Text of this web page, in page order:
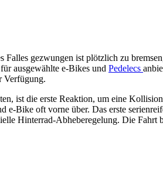
Falles gezwungen ist plötzlich zu
ausgewählte e-Bikes und Pedelecs
Verfügung.
ist die erste Reaktion, um eine
e-Bike oft vorne über. Das erste
Hinterrad-Abheberegelung. Die Fahrt